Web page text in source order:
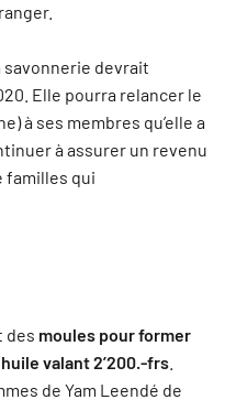
savonnerie devrait
Elle pourra relancer le
à ses membres qu’elle a
à assurer un revenu
familles qui
des moules pour former
valant 2’200.-frs
de Yam Leendé de